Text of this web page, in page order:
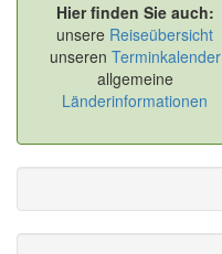
Hier finden Sie auch:
unsere Reiseübersicht
unseren Terminkalender
allgemeine
Länderinformationen